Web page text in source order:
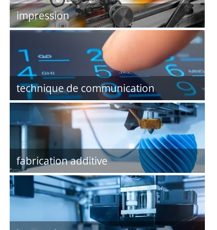
impression
technique de communication
fabrication additive